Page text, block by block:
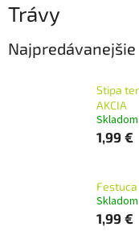
Trávy
Najpredávanejšie
Stipa
AKCIA
Skladom
1,99 €
Skladom
1,99 €